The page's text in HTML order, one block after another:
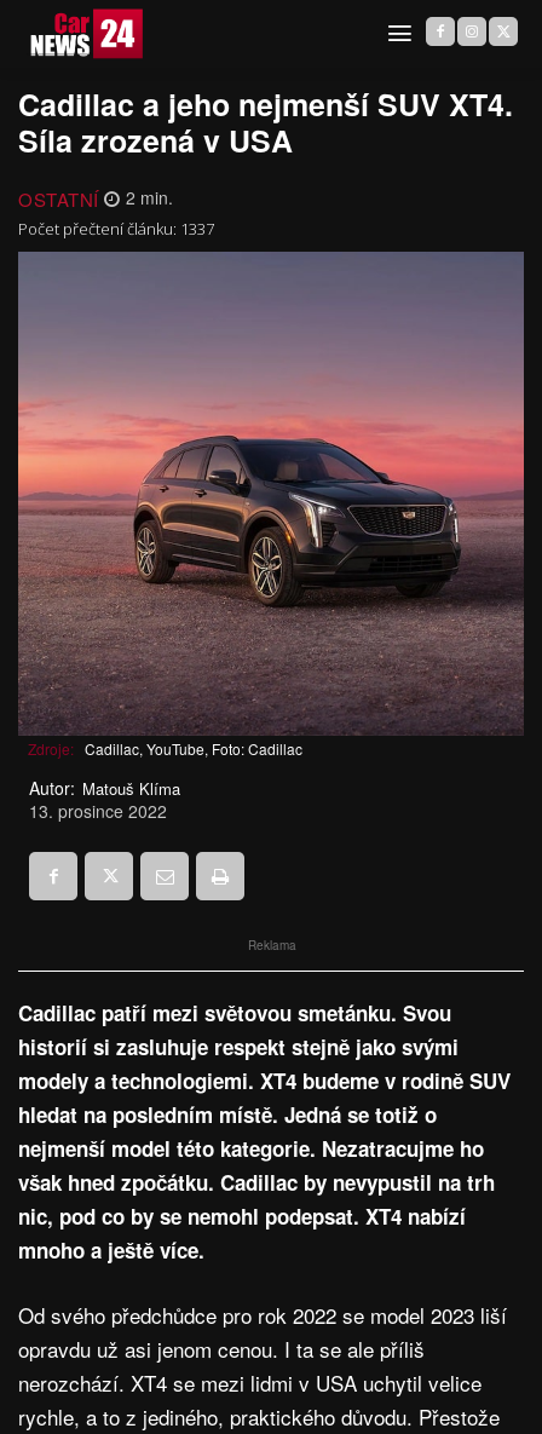
Cadillac a jeho nejmenší SUV XT4.
Síla zrozená v USA
OSTATNÍ 2 min.
Počet přečtení článku: 1337
Zdroje: Cadillac, YouTube, Foto: Cadillac
Autor: Matouš Klíma
13. prosince 2022
Reklama
Cadillac patří mezi světovou smetánku. Svou
historií si zasluhuje respekt stejně jako svými
modely a technologiemi. XT4 budeme v rodině SUV
hledat na posledním místě. Jedná se totiž o
nejmenší model této kategorie. Nezatracujme ho
však hned zpočátku. Cadillac by nevypustil na trh
nic, pod co by se nemohl podepsat. XT4 nabízí
mnoho a ještě více.
Od svého předchůdce pro rok 2022 se model 2023 liší
opravdu už asi jenom cenou. I ta se ale příliš
nerozchází. XT4 se mezi lidmi v USA uchytil velice
rychle, a to z jediného, praktického důvodu. Přestože